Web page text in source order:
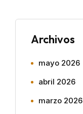
Archivos
mayo 2026
abril 2026
marzo 2026